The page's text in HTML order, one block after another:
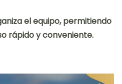
el equipo, permitiendo
rápido y conveniente.